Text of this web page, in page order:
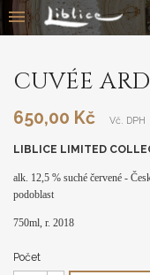

CUVÉE
650,00 Kč Vč. DPH
LIBLICE LIMITED
alk. 12,5 % suché červené -
podoblast
750ml, r. 2018
Počet